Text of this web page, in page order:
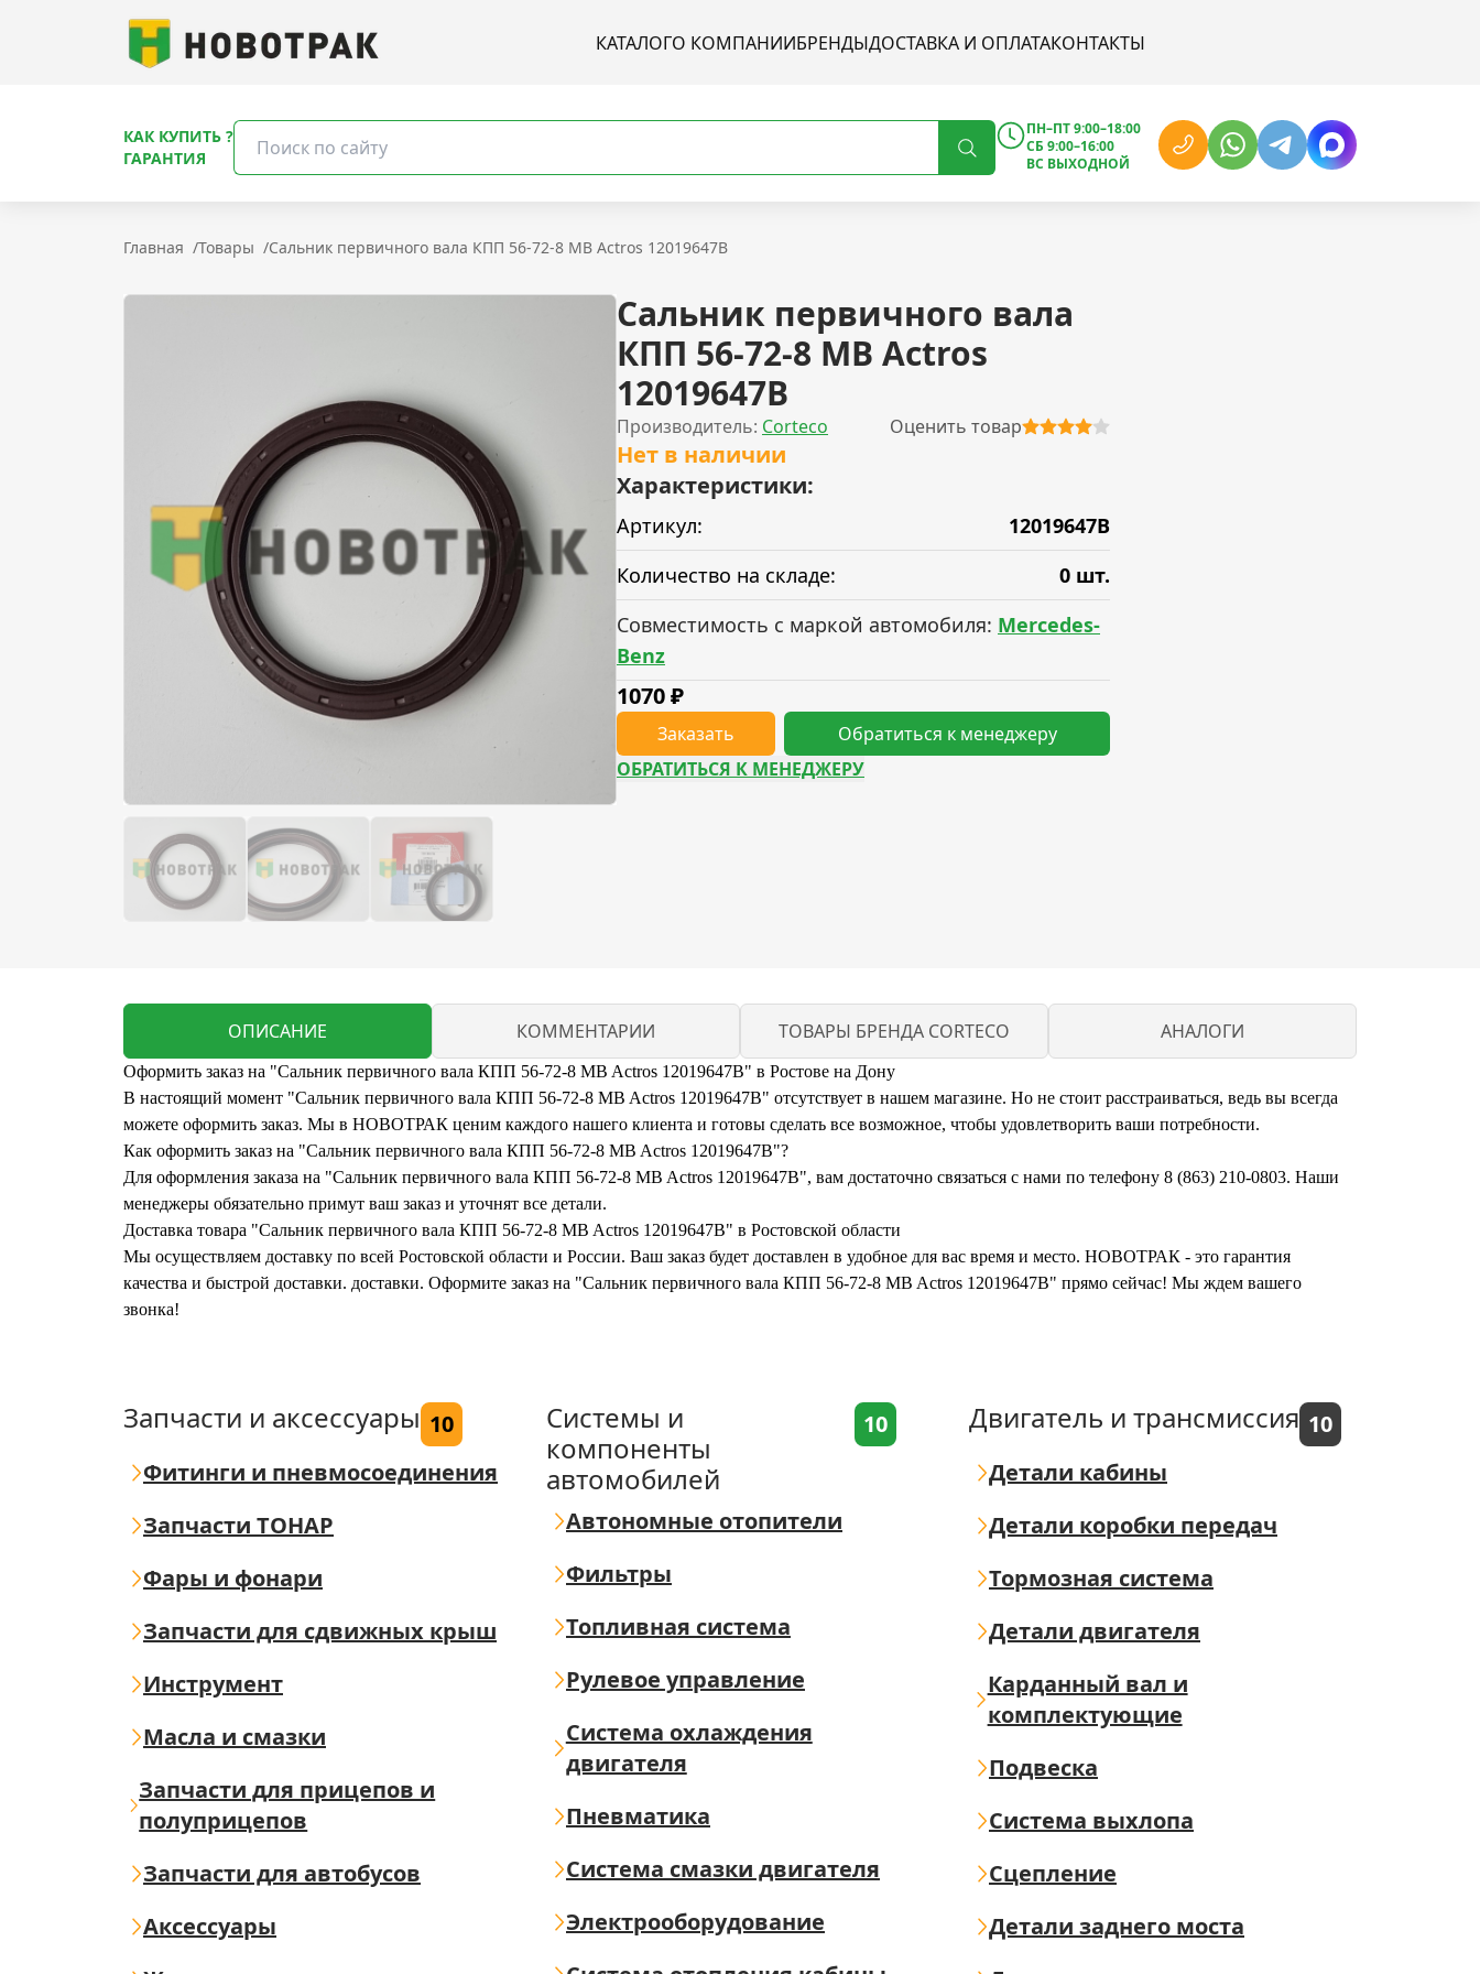
КАТАЛОГО КОМПАНИИБРЕНДЫДОСТАВКА И ОПЛАТАКОНТАКТЫ
КАК КУПИТЬ ?
ГАРАНТИЯ
ПН–ПТ 9:00–18:00
СБ 9:00–16:00
ВС ВЫХОДНОЙ
Главная /Товары /Сальник первичного вала КПП 56-72-8 MB Actros 12019647B
Сальник первичного вала
КПП 56-72-8 MB Actros
12019647B
Производитель: Corteco Оценить товар
Нет в наличии
Характеристики:
Артикул:
12019647B
Количество на складе:
0 шт.
Совместимость с маркой автомобиля: Mercedes-
Benz
1070₽
Заказать
Обратиться к менеджеру
ОБРАТИТЬСЯ К МЕНЕДЖЕРУ
ОПИСАНИЕ КОММЕНТАРИИ ТОВАРЫ БРЕНДА CORTECO АНАЛОГИ
Оформить заказ на "Сальник первичного вала КПП 56-72-8 MB Actros 12019647B" в Ростове на Дону
В настоящий момент "Сальник первичного вала КПП 56-72-8 MB Actros 12019647B" отсутствует в нашем магазине. Но не стоит расстраиваться, ведь вы всегда
можете оформить заказ. Мы в НОВОТРАК ценим каждого нашего клиента и готовы сделать все возможное, чтобы удовлетворить ваши потребности.
Как оформить заказ на "Сальник первичного вала КПП 56-72-8 MB Actros 12019647B"?
Для оформления заказа на "Сальник первичного вала КПП 56-72-8 MB Actros 12019647B", вам достаточно связаться с нами по телефону 8 (863) 210-0803. Наши
менеджеры обязательно примут ваш заказ и уточнят все детали.
Доставка товара "Сальник первичного вала КПП 56-72-8 MB Actros 12019647B" в Ростовской области
Мы осуществляем доставку по всей Ростовской области и России. Ваш заказ будет доставлен в удобное для вас время и место. НОВОТРАК - это гарантия
качества и быстрой доставки. доставки. Оформите заказ на "Сальник первичного вала КПП 56-72-8 MB Actros 12019647B" прямо сейчас! Мы ждем вашего
звонка!
Запчасти и аксессуары 10
Фитинги и пневмосоединения
Запчасти ТОНАР
Фары и фонари
Запчасти для сдвижных крыш
Инструмент
Масла и смазки
Запчасти для прицепов и
полуприцепов
Запчасти для автобусов
Аксессуары
Системы и
компоненты
автомобилей
10
Автономные отопители
Фильтры
Топливная система
Рулевое управление
Система охлаждения
двигателя
Пневматика
Система смазки двигателя
Электрооборудование
Двигатель и трансмиссия 10
Детали кабины
Детали коробки передач
Тормозная система
Детали двигателя
Карданный вал и
комплектующие
Подвеска
Система выхлопа
Сцепление
Детали заднего моста